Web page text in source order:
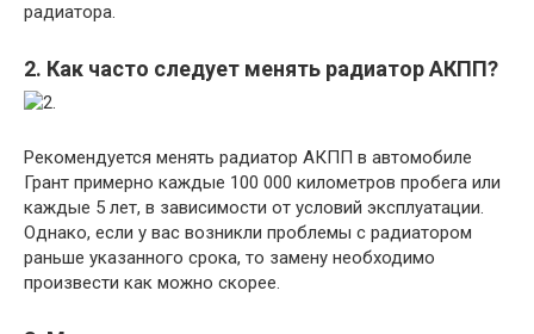
радиатора.
2. Как часто следует менять радиатор АКПП?
Рекомендуется менять радиатор АКПП в автомобиле
Грант примерно каждые 100 000 километров пробега или
каждые 5 лет, в зависимости от условий эксплуатации.
Однако, если у вас возникли проблемы с радиатором
раньше указанного срока, то замену необходимо
произвести как можно скорее.